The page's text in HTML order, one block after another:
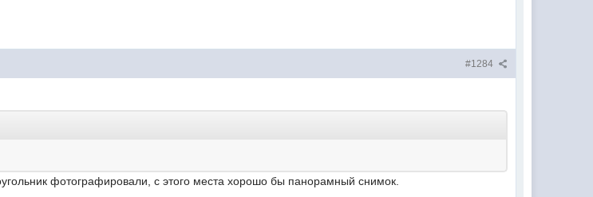
#1284
фотографировали, с этого места хорошо бы панорамный снимок.